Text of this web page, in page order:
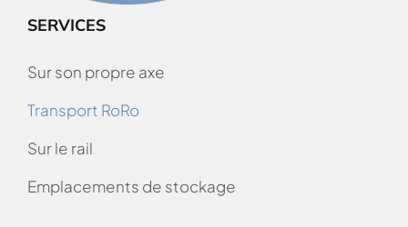
SERVICES
Sur son propre axe
Transport RoRo
Sur le rail
Emplacements de stockage